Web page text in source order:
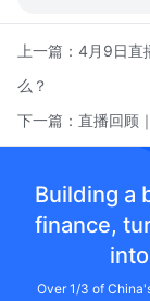
上一篇： 4月9日直
么？
下一篇： 直播回顾
Building a
finance,
Over 1/3 of